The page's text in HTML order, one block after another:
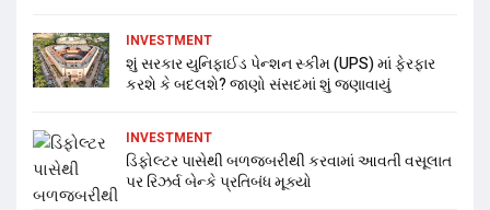
INVESTMENT
શું સરકાર યુનિફાઈડ પેન્શન સ્કીમ (UPS) માં ફેરફાર
કરશે કે બદલશે? જાણો સંસદમાં શું જણાવાયું
INVESTMENT
ડિફોલ્ટર પાસેથી બળજબરીથી કરવામાં આવતી વસૂલાત
પર રિઝર્વ બેન્કે પ્રતિબંધ મૂક્યો